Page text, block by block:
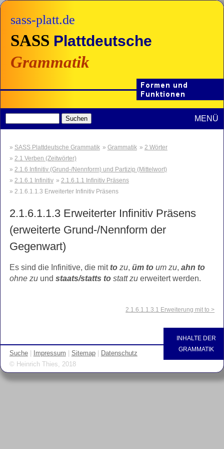
sass-platt.de
SASS Plattdeutsche
Grammatik
MENÜ
SASS Plattdeutsche Grammatik Grammatik
2 Wörter
2.1 Verben (Zeitwörter)
2.1.6 Infinitiv (Grund-/Nennform) und Partizip (Mittelwort)
2.1.6.1 Infinitiv
2.1.6.1.1 Infinitiv Präsens
2.1.6.1.1.3 Erweiterter Infinitiv Präsens
2.1.6.1.1.3 Erweiterter Infinitiv Präsens
(erweiterte Grund-/Nennform der
Gegenwart)
Es sind die Infinitive, die mit to zu, üm to um zu, ahn to
ohne zu und staats/statts to statt zu erweitert werden.
2.1.6.1.1.3.1 Erweiterung mit to >
INHALTE DER
GRAMMATIK
Suche| Impressum Sitemap|
Datenschutz
© Heinrich Thies, 2018